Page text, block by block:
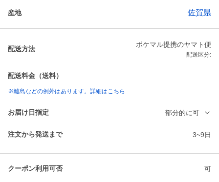
産地 佐賀県
配送方法
ポケマル提携のヤマト便
配送区分:
配送料金（送料）
※離島などの例外はあります。詳細はこちら
お届け日指定 部分的に可
注文から発送まで 3~9日
クーポン利用可否 可